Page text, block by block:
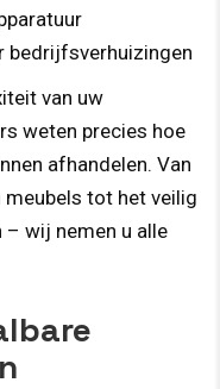
bedrijfsverhuizingen
van uw
weten precies hoe
afhandelen. Van
tot het veilig
– wij nemen u alle